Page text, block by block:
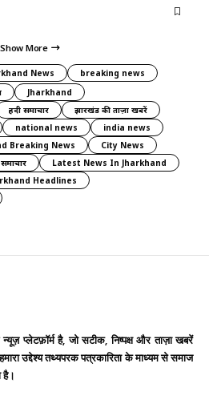
Show More
News
breaking news
Jharkhand
हिंदी समाचार
झारखंड की ताज़ा खबरें
national news
india news
Breaking News
City News
Latest News In Jharkhand
Headlines
प्लेटफ़ॉर्म है, जो सटीक, निष्पक्ष और ताज़ा खबरें
उद्देश्य तथ्यपरक पत्रकारिता के माध्यम से समाज
है।